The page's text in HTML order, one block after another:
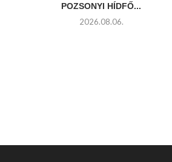
POZSONYI HÍDFŐ...
2026.08.06.